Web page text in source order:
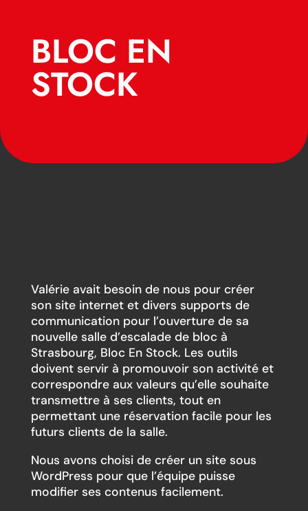
BLOC EN
STOCK
Valérie avait besoin de nous pour créer
son site internet et divers supports de
communication pour l’ouverture de sa
nouvelle salle d’escalade de bloc à
Strasbourg, Bloc En Stock. Les outils
doivent servir à promouvoir son activité et
correspondre aux valeurs qu’elle souhaite
transmettre à ses clients, tout en
permettant une réservation facile pour les
futurs clients de la salle.
Nous avons choisi de créer un site sous
WordPress pour que l’équipe puisse
modifier ses contenus facilement.